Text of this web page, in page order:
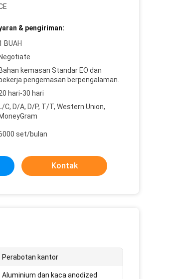
& pengiriman:
BUAH
Negotiate
Bahan kemasan Standar EO dan
pengemasan berpengalaman.
hari-30 hari
L/C, D/A, D/P, T/T, Western Union,
MoneyGram
set/bulan
Kontak
Perabotan kantor
Aluminium dan kaca anodized